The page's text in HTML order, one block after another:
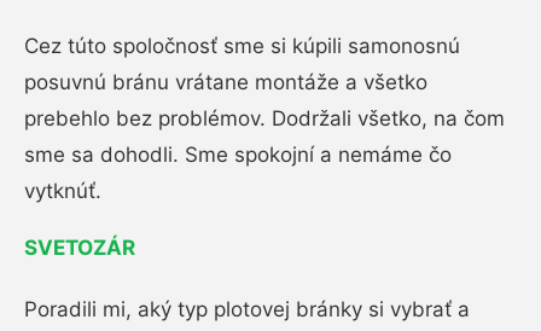
Cez túto spoločnosť sme si kúpili samonosnú
posuvnú bránu vrátane montáže a všetko
prebehlo bez problémov. Dodržali všetko, na čom
sme sa dohodli. Sme spokojní a nemáme čo
vytknúť.
SVETOZÁR
Poradili mi, aký typ plotovej bránky si vybrať a